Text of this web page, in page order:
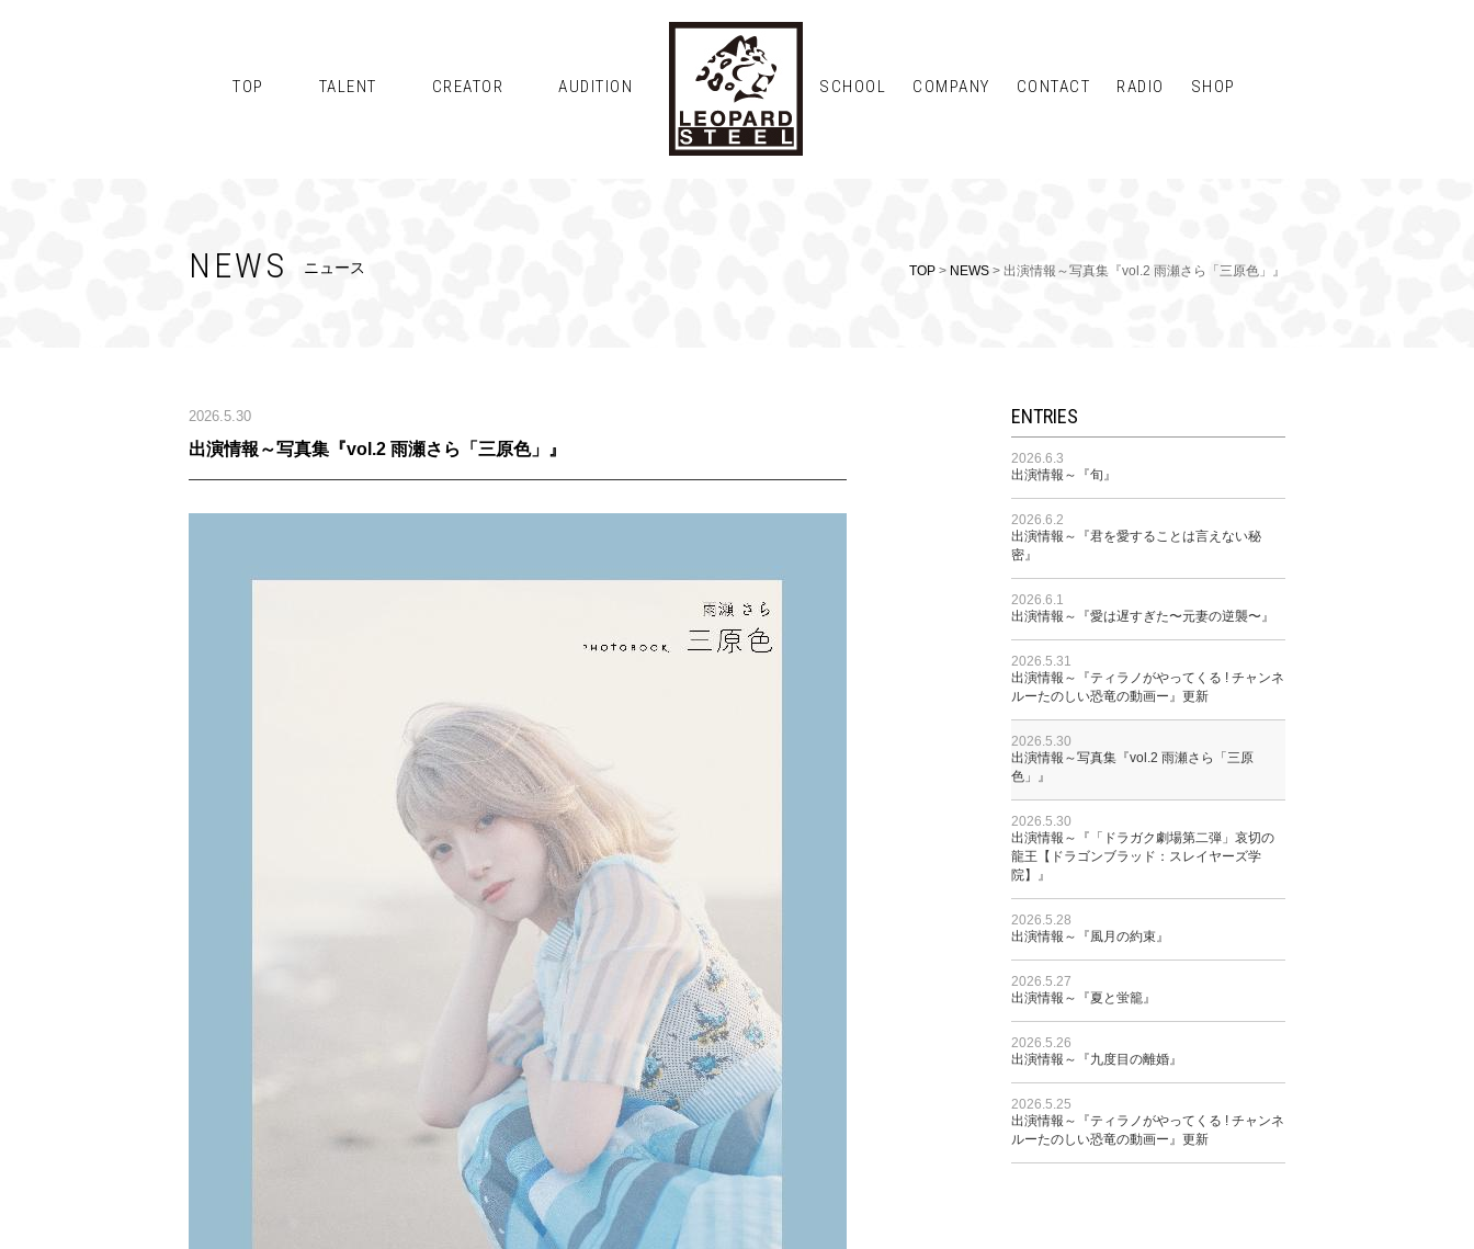
TOP TALENT CREATOR AUDITION SCHOOL COMPANY CONTACT RADIO SHOP
NEWS ニュース TOP > NEWS > 出演情報～写真集『vol.2 雨瀬さら「三原色」』
2026.5.30
出演情報～写真集『vol.2 雨瀬さら「三原色」』
ENTRIES
2026.6.3
出演情報～『旬』
2026.6.2
出演情報～『君を愛することは言えない秘
密』
2026.6.1
出演情報～『愛は遅すぎた〜元妻の逆襲〜』
2026.5.31
出演情報～『ティラノがやってくる ! チャンネ
ルーたのしい恐竜の動画ー』更新
2026.5.30
出演情報～写真集『vol.2 雨瀬さら「三原
色」』
2026.5.30
出演情報～『「ドラガク劇場第二弾」哀切の
龍王【ドラゴンブラッド：スレイヤーズ学
院】』
2026.5.28
出演情報～『風月の約束』
2026.5.27
出演情報～『夏と蛍籠』
2026.5.26
出演情報～『九度目の離婚』
2026.5.25
出演情報～『ティラノがやってくる ! チャンネ
ルーたのしい恐竜の動画ー』更新